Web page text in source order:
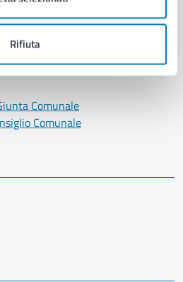
Rifiuta
Comunale
Comunale